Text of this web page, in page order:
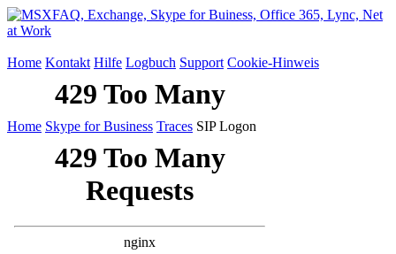
Home Kontakt Hilfe Logbuch Support Cookie-Hinweis
Home Skype for Business Traces SIP Logon